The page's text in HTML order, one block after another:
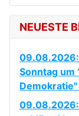
NEUESTE
09.08.2026:
Sonntag um
09.08.2026: